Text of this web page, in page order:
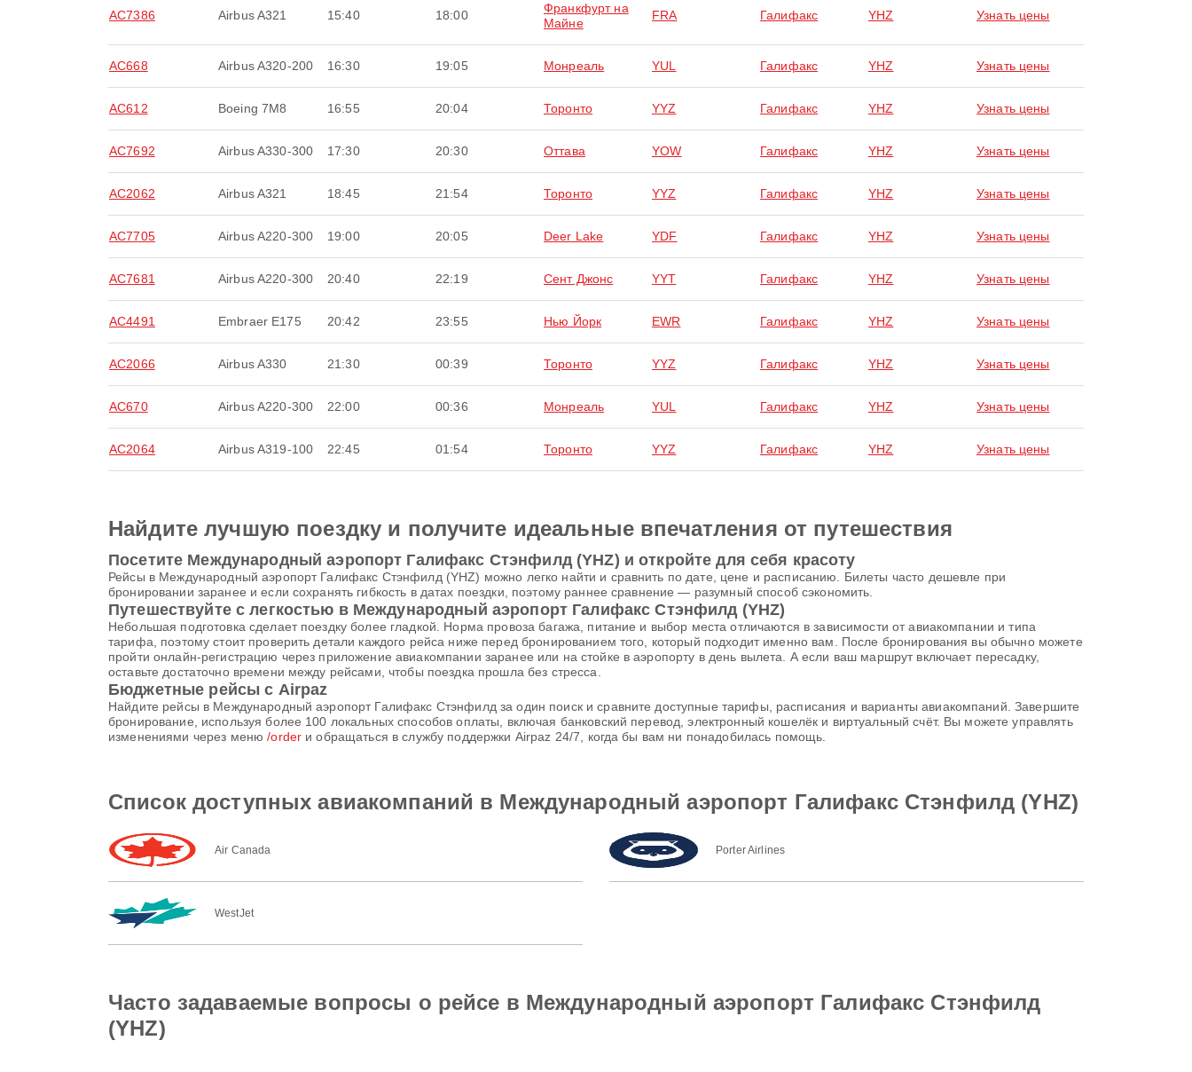
AC7386 Airbus A321 15:40 18:00
Франкфурт на
Майне
FRA Галифакс YHZ Узнать цены
AC668 Airbus A320-200 16:30 19:05 Монреаль YUL Галифакс YHZ Узнать цены
AC612 Boeing 7M8 16:55 20:04 Торонто YYZ Галифакс YHZ Узнать цены
AC7692 Airbus A330-300 17:30 20:30 Оттава YOW Галифакс YHZ Узнать цены
AC2062 Airbus A321 18:45 21:54 Торонто YYZ Галифакс YHZ Узнать цены
AC7705 Airbus A220-300 19:00 20:05 Deer Lake YDF Галифакс YHZ Узнать цены
AC7681 Airbus A220-300 20:40 22:19 Сент Джонс YYT Галифакс YHZ Узнать цены
AC4491 Embraer E175 20:42 23:55 Нью Йорк EWR Галифакс YHZ Узнать цены
AC2066 Airbus A330 21:30 00:39 Торонто YYZ Галифакс YHZ Узнать цены
AC670 Airbus A220-300 22:00 00:36 Монреаль YUL Галифакс YHZ Узнать цены
AC2064 Airbus A319-100 22:45 01:54 Торонто YYZ Галифакс YHZ Узнать цены
Найдите лучшую поездку и получите идеальные впечатления от путешествия
Посетите Международный аэропорт Галифакс Стэнфилд (YHZ) и откройте для себя красоту
Рейсы в Международный аэропорт Галифакс Стэнфилд (YHZ) можно легко найти и сравнить по дате, цене и расписанию. Билеты часто дешевле при
бронировании заранее и если сохранять гибкость в датах поездки, поэтому раннее сравнение — разумный способ сэкономить.
Путешествуйте с легкостью в Международный аэропорт Галифакс Стэнфилд (YHZ)
Небольшая подготовка сделает поездку более гладкой. Норма провоза багажа, питание и выбор места отличаются в зависимости от авиакомпании и типа
тарифа, поэтому стоит проверить детали каждого рейса ниже перед бронированием того, который подходит именно вам. После бронирования вы обычно можете
пройти онлайн-регистрацию через приложение авиакомпании заранее или на стойке в аэропорту в день вылета. А если ваш маршрут включает пересадку,
оставьте достаточно времени между рейсами, чтобы поездка прошла без стресса.
Бюджетные рейсы с Airpaz
Найдите рейсы в Международный аэропорт Галифакс Стэнфилд за один поиск и сравните доступные тарифы, расписания и варианты авиакомпаний. Завершите
бронирование, используя более 100 локальных способов оплаты, включая банковский перевод, электронный кошелёк и виртуальный счёт. Вы можете управлять
изменениями через меню/order и обращаться в службу поддержки Airpaz 24/7, когда бы вам ни понадобилась помощь.
Список доступных авиакомпаний в Международный аэропорт Галифакс Стэнфилд (YHZ)
Air Canada Porter Airlines
WestJet
Часто задаваемые вопросы о рейсе в Международный аэропорт Галифакс Стэнфилд
(YHZ)